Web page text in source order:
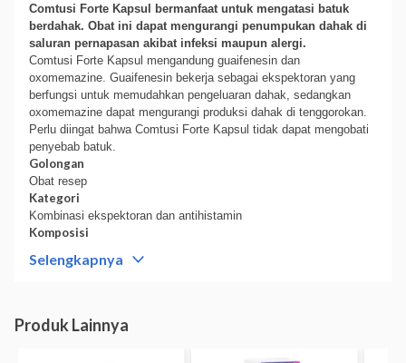
Comtusi Forte Kapsul bermanfaat untuk mengatasi batuk
berdahak. Obat ini dapat mengurangi penumpukan dahak di
saluran pernapasan akibat infeksi maupun alergi.
Comtusi Forte Kapsul mengandung guaifenesin dan
oxomemazine. Guaifenesin bekerja sebagai ekspektoran yang
berfungsi untuk memudahkan pengeluaran dahak, sedangkan
oxomemazine dapat mengurangi produksi dahak di tenggorokan.
Perlu diingat bahwa Comtusi Forte Kapsul tidak dapat mengobati
penyebab batuk.
Golongan
Obat resep
Kategori
Kombinasi ekspektoran dan antihistamin
Komposisi
oxomemazine.
Kategori C:Studi pada binatang percobaan memperlihatkan
adanya efek samping dari guaifenesin terhadap janin, tetapi belum
Selengkapnya